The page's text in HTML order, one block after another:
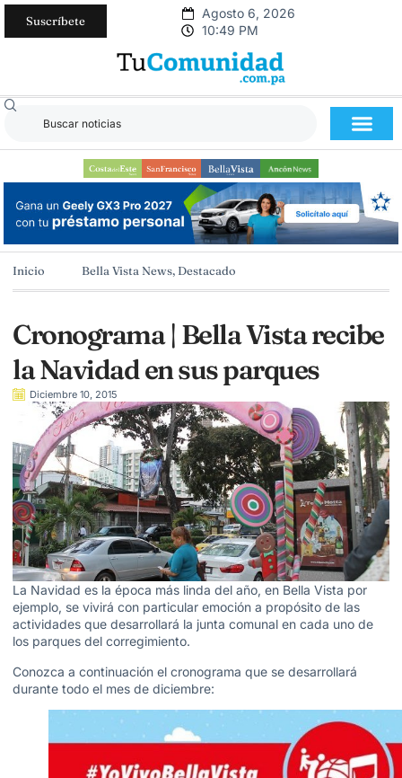
Suscríbete
Agosto 6, 2026
10:49 PM
Inicio Bella Vista News, Destacado
Cronograma | Bella Vista recibe
la Navidad en sus parques
Diciembre 10, 2015
La Navidad es la época más linda del año, en Bella Vista por
ejemplo, se vivirá con particular emoción a propósito de las
actividades que desarrollará la junta comunal en cada uno de
los parques del corregimiento.
Conozca a continuación el cronograma que se desarrollará
durante todo el mes de diciembre: